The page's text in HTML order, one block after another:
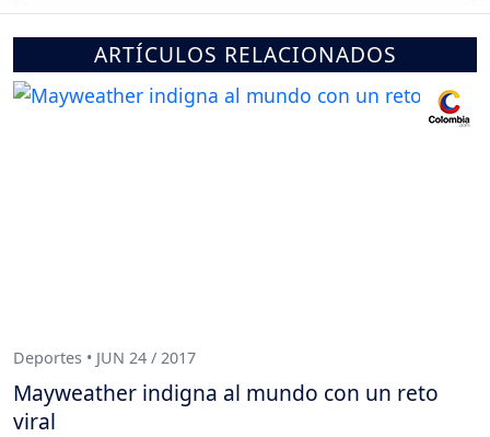
ARTÍCULOS RELACIONADOS
Deportes • JUN 24 / 2017
Mayweather indigna al mundo con un reto
viral